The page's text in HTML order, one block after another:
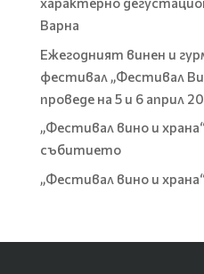
Варна
Ежегодният винен и
фестивал „Фестивал
проведе на 5 и 6 април
„Фестивал вино и
събитието
„Фестивал вино и